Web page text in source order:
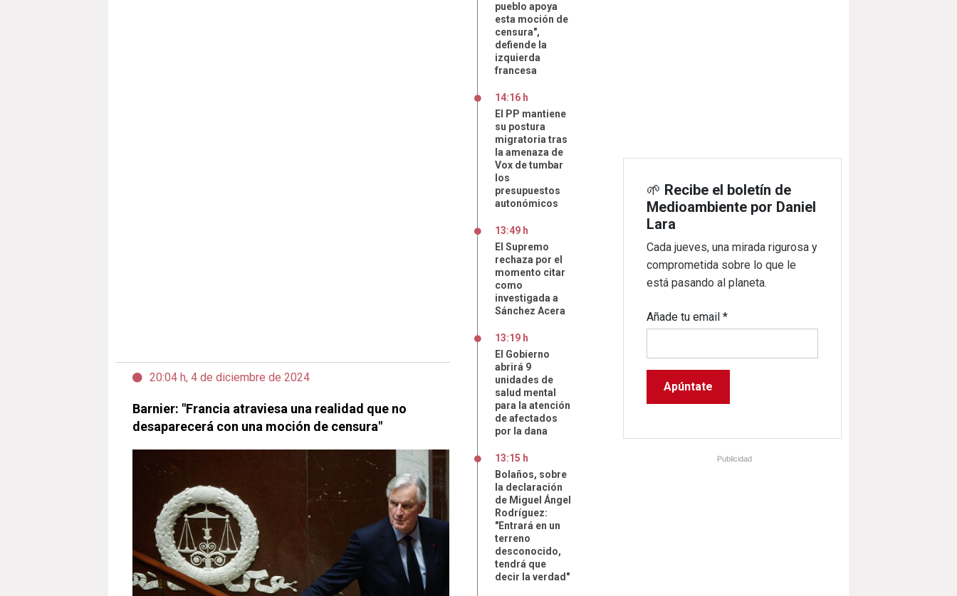
20:04 h, 4 de diciembre de 2024
Barnier: "Francia atraviesa una realidad que no
desaparecerá con una moción de censura"
pueblo apoya
esta moción de
censura",
defiende la
izquierda
francesa
14:16 h
El PP mantiene
su postura
migratoria tras
la amenaza de
Vox de tumbar
los
presupuestos
autonómicos
13:49 h
El Supremo
rechaza por el
momento citar
como
investigada a
Sánchez Acera
13:19 h
El Gobierno
abrirá 9
unidades de
salud mental
para la atención
de afectados
por la dana
13:15 h
Bolaños, sobre
la declaración
de Miguel Ángel
Rodríguez:
"Entrará en un
terreno
desconocido,
tendrá que
decir la verdad"
🌱 Recibe el boletín de
Medioambiente por Daniel
Lara
Cada jueves, una mirada rigurosa y
comprometida sobre lo que le
está pasando al planeta.
Añade tu email*
Publicidad